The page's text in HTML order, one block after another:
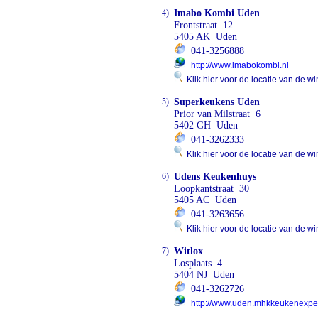
4) Imabo Kombi Uden
Frontstraat 12
5405 AK Uden
041-3256888
http://www.imabokombi.nl
Klik hier voor de locatie van de
5) Superkeukens Uden
Prior van Milstraat 6
5402 GH Uden
041-3262333
Klik hier voor de locatie van de
6) Udens Keukenhuys
Loopkantstraat 30
5405 AC Uden
041-3263656
Klik hier voor de locatie van de
7) Witlox
Losplaats 4
5404 NJ Uden
041-3262726
http://